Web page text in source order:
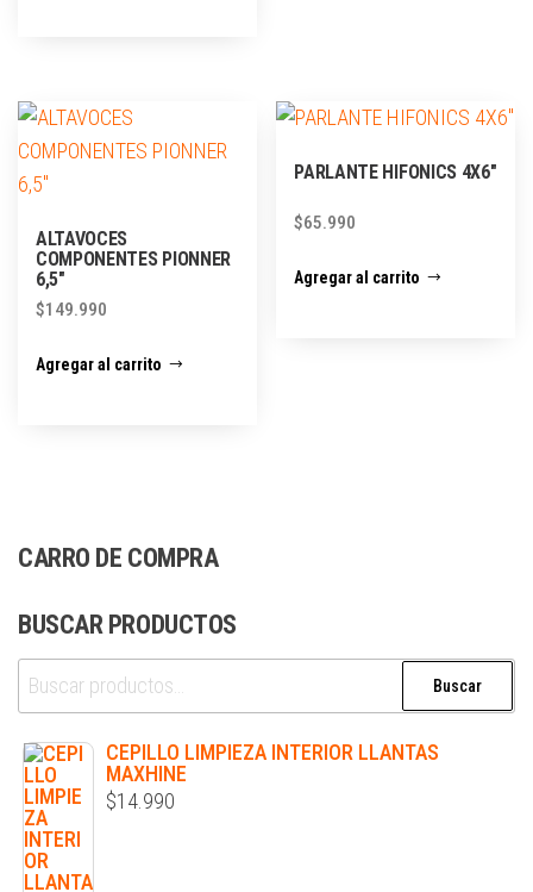
ALTAVOCES
COMPONENTES PIONNER
6,5″
$149.990
Agregar al carrito
PARLANTE HIFONICS 4X6″
$65.990
Agregar al carrito
CARRO DE COMPRA
BUSCAR PRODUCTOS
Buscar
CEPILLO LIMPIEZA INTERIOR LLANTAS
MAXHINE
$14.990